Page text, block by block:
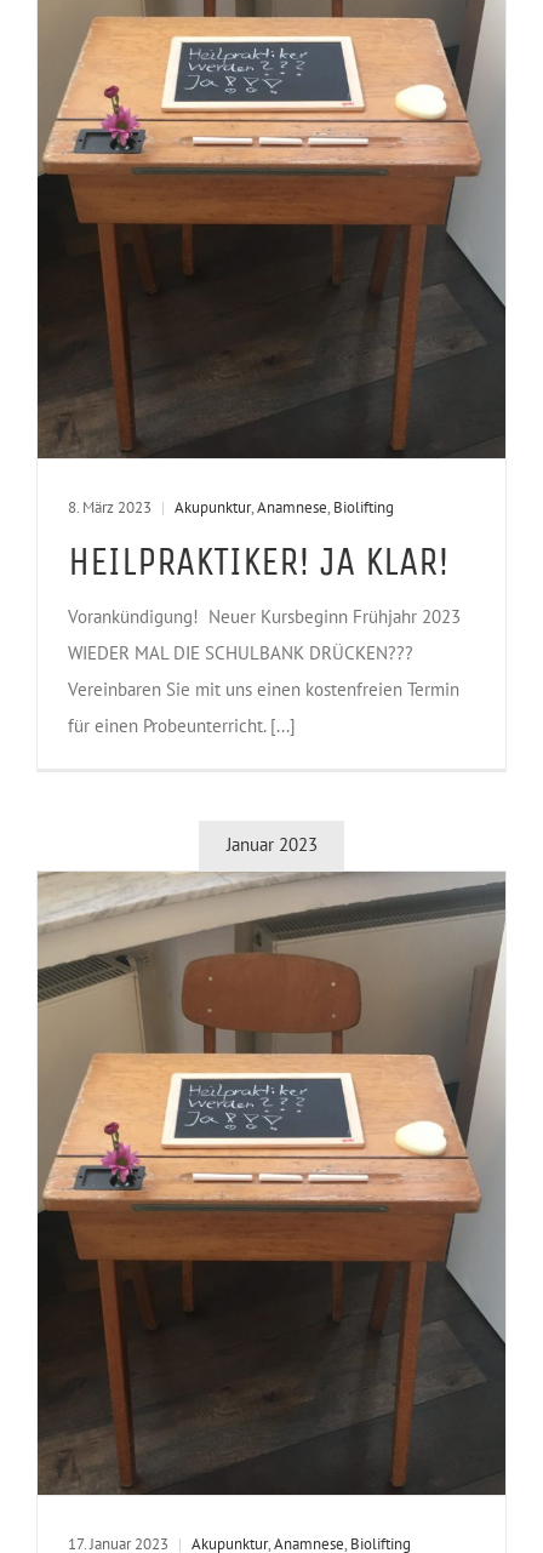
8. März 2023 | Akupunktur,Anamnese, Biolifting
HEILPRAKTIKER! JA KLAR!
Vorankündigung! Neuer Kursbeginn Frühjahr 2023
WIEDER MAL DIE SCHULBANK DRÜCKEN???
Vereinbaren Sie mit uns einen kostenfreien Termin
für einen Probeunterricht. [...]
Januar 2023
17. Januar 2023 | Akupunktur,Anamnese, Biolifting